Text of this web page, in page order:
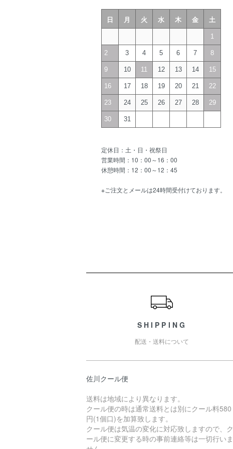
日 月 火 水 木 金 土
1
2 3 4 5 6 7 8
9 10 11 12 13 14 15
16 17 18 19 20 21 22
23 24 25 26 27 28 29
30 31
定休日：土・日・祝祭日
営業時間：10：00～16：00
休憩時間：12：00～12：45
※ご注文とメールは24時間受付けております。
SHIPPING
配送・送料について
佐川クール便
送料は地域により異なります。
クール便の時は通常送料とは別にクール料580
円(1個口)を加算致します。
クール便は気温の変化に対応致しますので、ク
ール便に変更する時の事前連絡等は一切行いま